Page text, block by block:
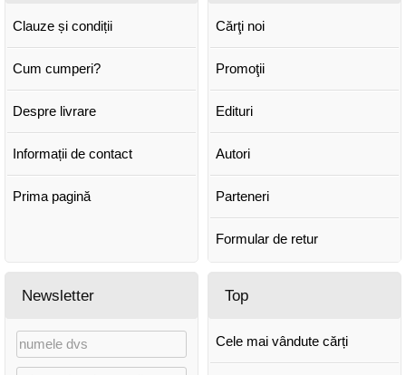
Clauze și condiții
Cum cumperi?
Despre livrare
Informații de contact
Prima pagină
Cărţi noi
Promoţii
Edituri
Autori
Parteneri
Formular de retur
Newsletter Top
Cele mai vândute cărți